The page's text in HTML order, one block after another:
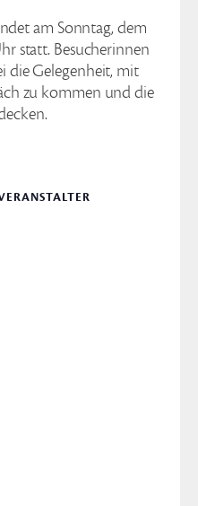
am Sonntag, dem
statt. Besucherinnen
die Gelegenheit, mit
zu kommen und die